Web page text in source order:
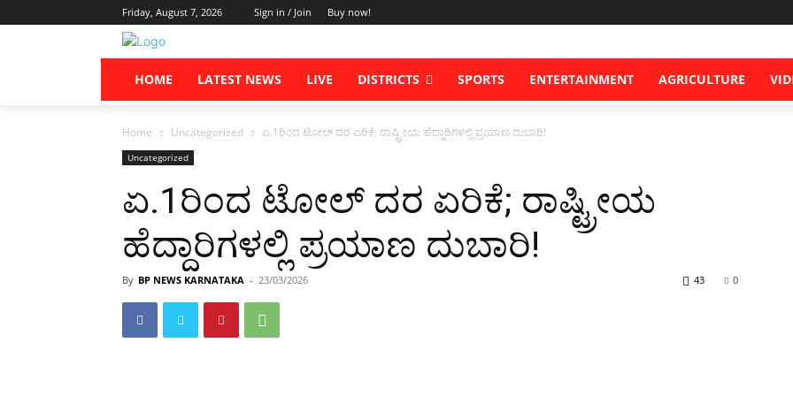
Friday, August 7, 2026 Sign in / Join Buy now!
HOME LATEST NEWS LIVE DISTRICTS SPORTS ENTERTAINMENT AGRICULTURE
Home Uncategorized ಏ.1ರಿಂದ ಟೋಲ್ ದರ ಏರಿಕೆ; ರಾಷ್ಟ್ರೀಯ ಹೆದ್ದಾರಿಗಳಲ್ಲಿ ಪ್ರಯಾಣ ದುಬಾರಿ!
Uncategorized
ಏ.1ರಿಂದ ಟೋಲ್ ದರ ಏರಿಕೆ; ರಾಷ್ಟ್ರೀಯ
ಹೆದ್ದಾರಿಗಳಲ್ಲಿ ಪ್ರಯಾಣ ದುಬಾರಿ!
By BP NEWS KARNATAKA - 23/03/2026 0
43